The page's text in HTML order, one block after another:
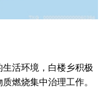
活环境，白楼乡积极
燃烧集中治理工作。